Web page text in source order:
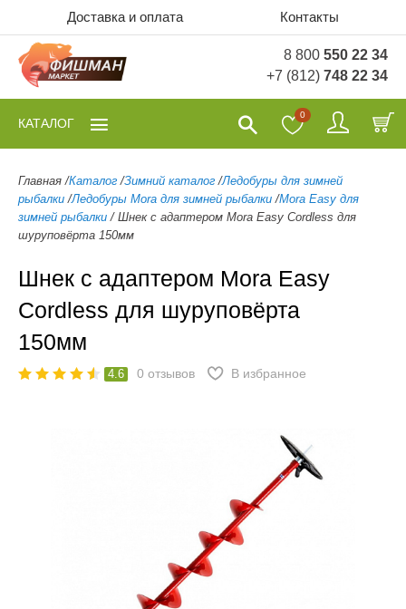
Доставка и оплата Контакты
8 800 550 22 34
+7 (812) 748 22 34
0
КАТАЛОГ
Главная /Каталог /Зимний каталог /Ледобуры для зимней
рыбалки /Ледобуры Mora для зимней рыбалки /Mora Easy для
зимней рыбалки / Шнек c адаптером Mora Easy Cordless для
шуруповёрта 150мм
Шнек c адаптером Mora Easy
Cordless для шуруповёрта
150мм
4.6 0 отзывов В избранное